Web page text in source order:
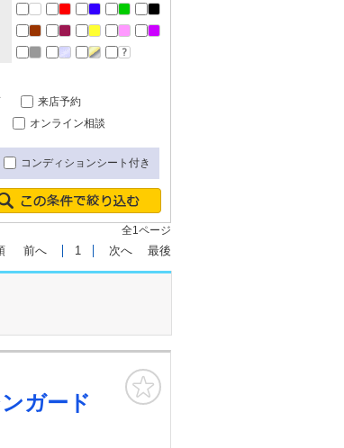
来店予約
オンライン相談
コンディションシート付き
全1ページ
前へ 1 次へ 最後
ガード